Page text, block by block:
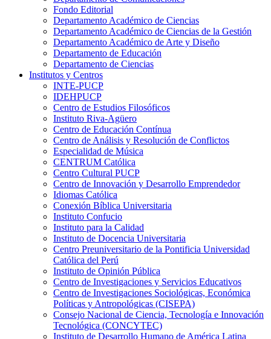
Fondo Editorial
Departamento Académico de Ciencias
Departamento Académico de Ciencias de la Gestión
Departamento Académico de Arte y Diseño
Departamento de Educación
Departamento de Ciencias
Institutos y Centros
INTE-PUCP
IDEHPUCP
Centro de Estudios Filosóficos
Instituto Riva-Agüero
Centro de Educación Contínua
Centro de Análisis y Resolución de Conflictos
Especialidad de Música
CENTRUM Católica
Centro Cultural PUCP
Centro de Innovación y Desarrollo Emprendedor
Idiomas Católica
Conexión Bíblica Universitaria
Instituto Confucio
Instituto para la Calidad
Instituto de Docencia Universitaria
Centro Preuniversitario de la Pontificia Universidad
Católica del Perú
Instituto de Opinión Pública
Centro de Investigaciones y Servicios Educativos
Centro de Investigaciones Sociológicas, Económica
Políticas y Antropológicas (CISEPA)
Consejo Nacional de Ciencia, Tecnología e Innovación
Tecnológica (CONCYTEC)
Instituto de Desarrollo Humano de América Latina